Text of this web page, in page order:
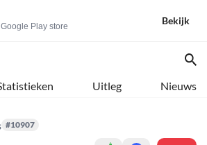
Play store
Bekijk
Uitleg Nieuws
#10907